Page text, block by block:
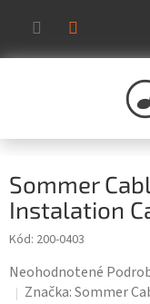
obsah
Sommer
Instalation
Kód: 200-0403
Priemerné
hodnotenie
Neohodnotené
Značka:Sommer